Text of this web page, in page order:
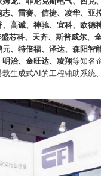
、雷赛、信捷、凌华、亚
高诚、神驰、宜科、欧德
芯科、天齐、斯普威尔、
、特倍福、泽达、森阳智
治、金旺达、凌翔等知名
生成式AI的工程辅助系统